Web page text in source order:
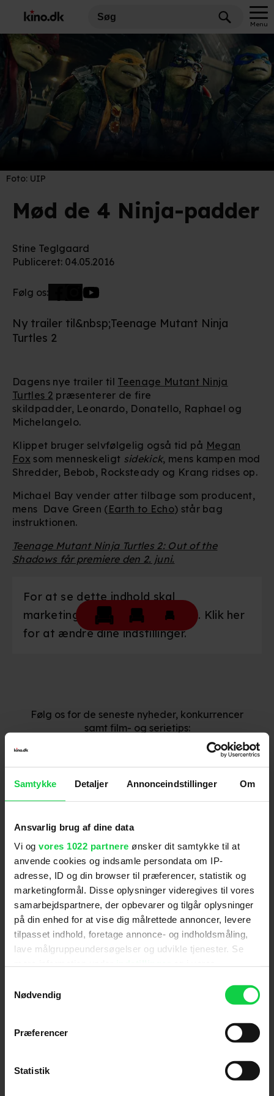
Samtykke Detaljer Annonceindstillinger Om
Ansvarlig brug af dine data
Vi og vores 1022 partnere ønsker dit samtykke til at
anvende cookies og indsamle persondata om IP-
adresse, ID og din browser til præferencer, statistik og
marketingformål. Disse oplysninger videregives til vores
samarbejdspartnere, der opbevarer og tilgår oplysninger
på din enhed for at vise dig målrettede annoncer, levere
tilpasset indhold, foretage annonce- og indholdsmåling,
lave målgruppeundersøgelser og udvikle tjenester. Se
tilbage eller ændre indstillinger fra vores
"Cookiedeklaration", eller ved at trykke på "Privacy
Indsamle præcise oplysninger om din placering,
Nødvendig
Præferencer
Statistik
Menu
Foto: UIP
Mød de 4 Ninja-padder
Stine Teglgaard
Publiceret: 04.05.2016
Følg os:
Ny trailer til&nbsp;Teenage Mutant Ninja
Turtles 2
Dagens nye trailer til Teenage Mutant Ninja
Turtles 2 præsenterer de fire
skildpadder, Leonardo, Donatello, Raphael og
Michelangelo.
Klippet bruger selvfølgelig også tid på Megan
Fox som menneskeligt sidekick, mens kampen mod
Shredder, Bebob, Rocksteady og Krang ridses op.
Michael Bay vender atter tilbage som producent,
mens Dave Green (Earth to Echo) står bag
instruktionen.
Teenage Mutant Ninja Turtles 2: Out of the
Shadows får premiere den 2. juni.
For at se dette indhold skal
marketingcookies være slået til. Klik her
for at ændre dine indstillinger.
Følg os for de seneste nyheder, konkurrencer
samt film- og serietips:
Mest læste nyheder
Ny Spider-Man-film imponerer
danske anmeldere: "Jeg